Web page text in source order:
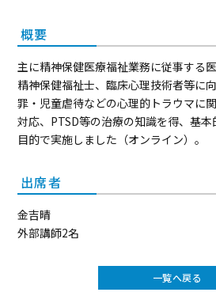
概要
主に精神保健医療福祉業務に従事する
精神保健福祉士、臨床心理技術者等に
罪・児童虐待などの心理的トラウマに
対応、PTSD等の治療の知識を得、基
目的で実施しました（オンライン）。
出席者
金吉晴
外部講師2名
一覧へ戻る